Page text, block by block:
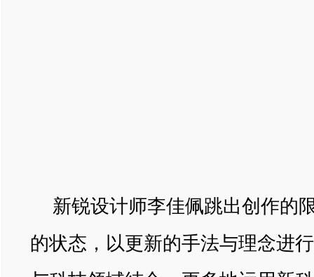
新锐设计师李佳佩跳出创作的
的状态，以更新的手法与理念进